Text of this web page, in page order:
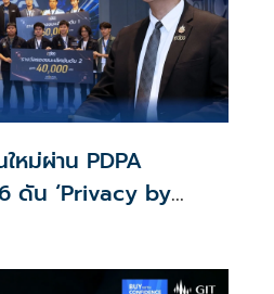
หม่ผ่าน PDPA
ดัน ‘Privacy by